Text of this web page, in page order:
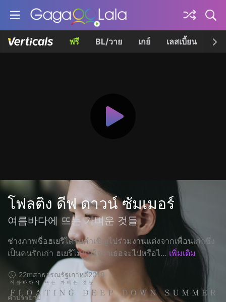
ฟรี BL/วาย เกย์ เลสเบี้ยน เค
โฟลติง ดีฟ ดาวน์ ซัมเมอร์
여름바다에 뜨는 가벼운 것들
ช่างภาพชื่อฮเยริได้รับคำเชิญไปร่วมงานแต่งจากเพื่อนเก่าซึ่ง
เป็นคนรักเก่า ฮเยริไม่แน่ใจว่าเธอจะไปหรือไ... เพิ่มเติม
22mสาธารณรัฐเกาหลี2019
คำบรรยาย